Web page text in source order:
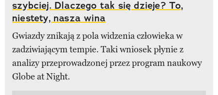
szybciej. Dlaczego tak się dzieje? To,
niestety, nasza wina
Gwiazdy znikają z pola widzenia człowieka w
zadziwiającym tempie. Taki wniosek płynie z
analizy przeprowadzonej przez program naukowy
Globe at Night.